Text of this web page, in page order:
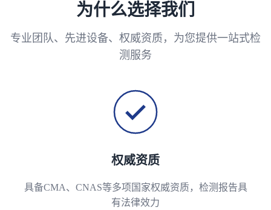
为什么选择我们
专业团队、先进设备、权威资质，为您提供一站式检
测服务
权威资质
具备CMA、CNAS等多项国家权威资质，检测报告具
有法律效力